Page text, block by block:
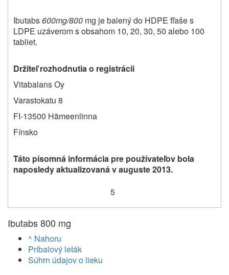
Ibutabs600mg/800 mg je balený do HDPE fľaše s
LDPE uzáverom s obsahom 10, 20, 30, 50 alebo 100
tabliet.
Držiteľ rozhodnutia o registrácii
Vitabalans Oy
Varastokatu 8
FI-13500 Hämeenlinna
Fínsko
Táto písomná informácia pre používateľov bola
naposledyaktualizovanávauguste 2013.
5
Ibutabs 800 mg
^ Nahoru
Príbalový leták
Súhrn údajov o lieku